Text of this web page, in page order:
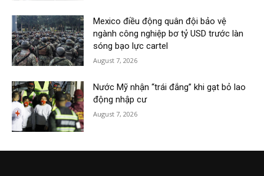
Mexico điều động quân đội bảo vệ
ngành công nghiệp bơ tỷ USD trước làn
sóng bạo lực cartel
August 7, 2026
Nước Mỹ nhận “trái đắng” khi gạt bỏ lao
động nhập cư
August 7, 2026